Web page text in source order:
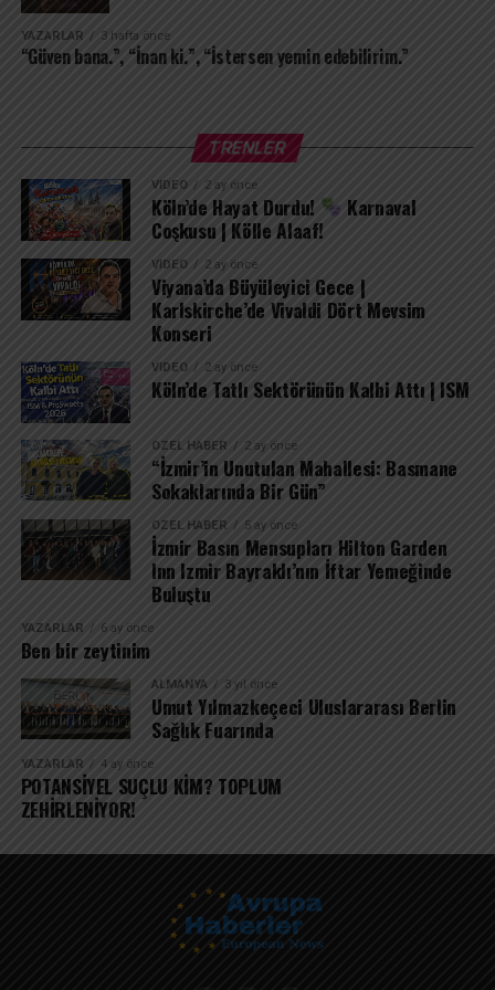
içimden uğurlamak, kendimi tamamen yok etmek
demektir; ben seni sakladıkça varım.
YAZARLAR 3 hafta önce
“Güven bana.”, “İnan ki.”, “İstersen yemin edebilirim.”
TRENLER
VIDEO 2 ay önce
Köln’de Hayat Durdu!
Karnaval
Coşkusu | Kölle Alaaf!
VIDEO 2 ay önce
Viyana’da Büyüleyici Gece |
Karlskirche’de Vivaldi Dört Mevsim
Konseri
VIDEO 2 ay önce
Köln’de Tatlı Sektörünün Kalbi Attı | ISM
ÖZEL HABER 2 ay önce
“İzmir’in Unutulan Mahallesi: Basmane
Sokaklarında Bir Gün”
ÖZEL HABER 5 ay önce
İzmir Basın Mensupları Hilton Garden
Inn Izmir Bayraklı’nın İftar Yemeğinde
Buluştu
YAZARLAR 6 ay önce
Ben bir zeytinim
ALMANYA 3 yıl önce
Umut Yılmazkeçeci Uluslararası Berlin
Sağlık Fuarında
YAZARLAR 4 ay önce
POTANSİYEL SUÇLU KİM? TOPLUM
ZEHİRLENİYOR!